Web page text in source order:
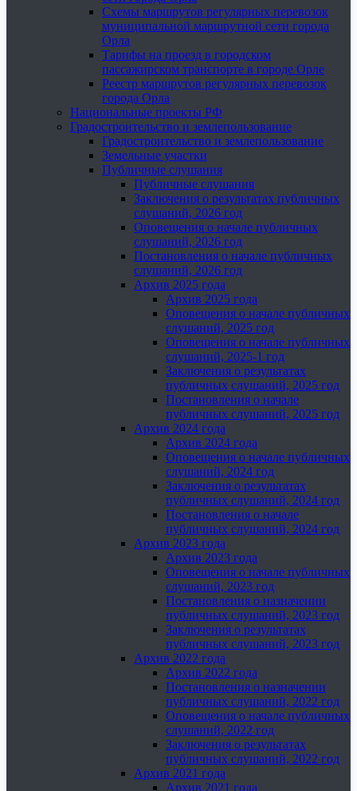
Схемы маршрутов регулярных перевозок
муниципальной маршрутной сети города
Орла
Тарифы на проезд в городском
пассажирском транспорте в городе Орле
Реестр маршрутов регулярных перевозок
города Орла
Национальные проекты РФ
Градостроительство и землепользование
Градостроительство и землепользование
Земельные участки
Публичные слушания
Публичные слушания
Заключения о результатах публичных
слушаний, 2026 год
Оповещения о начале публичных
слушаний, 2026 год
Постановления о начале публичных
слушаний, 2026 год
Архив 2025 года
Архив 2025 года
Оповещения о начале публичных
слушаний, 2025 год
Оповещения о начале публичных
слушаний, 2025-1 год
Заключения о результатах
публичных слушаний, 2025 год
Постановления о начале
публичных слушаний, 2025 год
Архив 2024 года
Архив 2024 года
Оповещения о начале публичных
слушаний, 2024 год
Заключения о результатах
публичных слушаний, 2024 год
Постановления о начале
публичных слушаний, 2024 год
Архив 2023 года
Архив 2023 года
Оповещения о начале публичных
слушаний, 2023 год
Постановления о назначении
публичных слушаний, 2023 год
Заключения о результатах
публичных слушаний, 2023 год
Архив 2022 года
Архив 2022 года
Постановления о назначении
публичных слушаний, 2022 год
Оповещения о начале публичных
слушаний, 2022 год
Заключения о результатах
публичных слушаний, 2022 год
Архив 2021 года
Архив 2021 года